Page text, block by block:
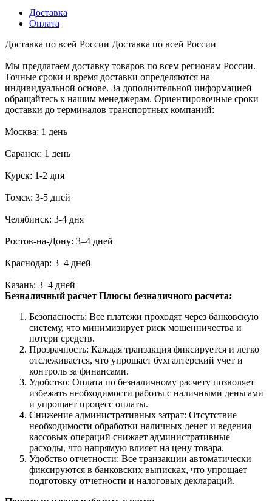
Доставка
Оплата
Доставка по всей России Доставка по всей России
Мы предлагаем доставку товаров по всем регионам России.
Точные сроки и время доставки определяются на
индивидуальной основе. За дополнительной информацией
обращайтесь к нашим менеджерам. Ориентировочные сроки
доставки до терминалов транспортных компаний:
Москва: 1 день
Саранск: 1 день
Курск: 1-2 дня
Томск: 3-5 дней
Челябинск: 3-4 дня
Ростов-на-Дону: 3–4 дней
Краснодар: 3–4 дней
Казань: 3–4 дней
Безналичный расчет Плюсы безналичного расчета:
Безопасность: Все платежи проходят через банковскую
систему, что минимизирует риск мошенничества и
потери средств.
Прозрачность: Каждая транзакция фиксируется и легко
отслеживается, что упрощает бухгалтерский учет и
контроль за финансами.
Удобство: Оплата по безналичному расчету позволяет
избежать необходимости работы с наличными деньгами
и упрощает процесс оплаты.
Снижение административных затрат: Отсутствие
необходимости обработки наличных денег и ведения
кассовых операций снижает административные
расходы, что напрямую влияет на цену товара.
Удобство отчетности: Все транзакции автоматически
фиксируются в банковских выписках, что упрощает
подготовку отчетности и налоговых деклараций.